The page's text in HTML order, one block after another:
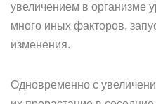
увеличением в организме
много иных факторов,
изменения.
Одновременно с